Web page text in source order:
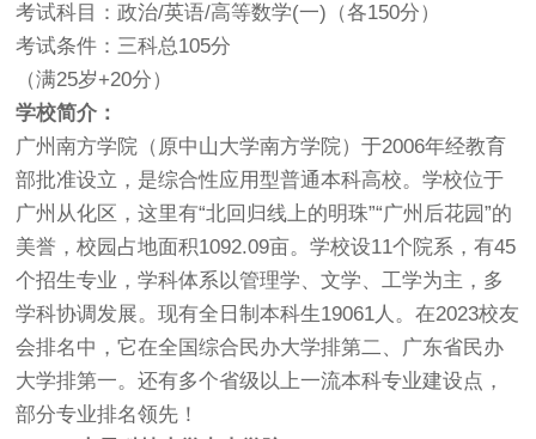
考试科目：政治/英语/高等数学(一)（各150分）
考试条件：三科总105分
（满25岁+20分）
学校简介：
广州南方学院（原中山大学南方学院）于2006年经教育
部批准设立，是综合性应用型普通本科高校。学校位于
广州从化区，这里有“北回归线上的明珠”“广州后花园”的
美誉，校园占地面积1092.09亩。学校设11个院系，有45
个招生专业，学科体系以管理学、文学、工学为主，多
学科协调发展。现有全日制本科生19061人。在2023校友
会排名中，它在全国综合民办大学排第二、广东省民办
大学排第一。还有多个省级以上一流本科专业建设点，
部分专业排名领先！